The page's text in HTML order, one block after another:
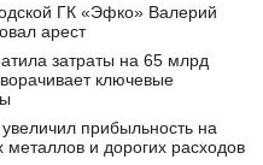
ГК «Эфко» Валерий
арест
затраты на 65 млрд
ключевые
прибыльность на
и дорогих расходов